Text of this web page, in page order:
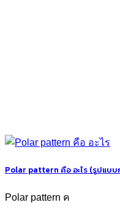
Polar pattern คือ อะไร (รูปแบบ
Polar pattern ค